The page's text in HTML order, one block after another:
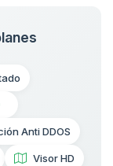
Anti DDOS
Visor HD